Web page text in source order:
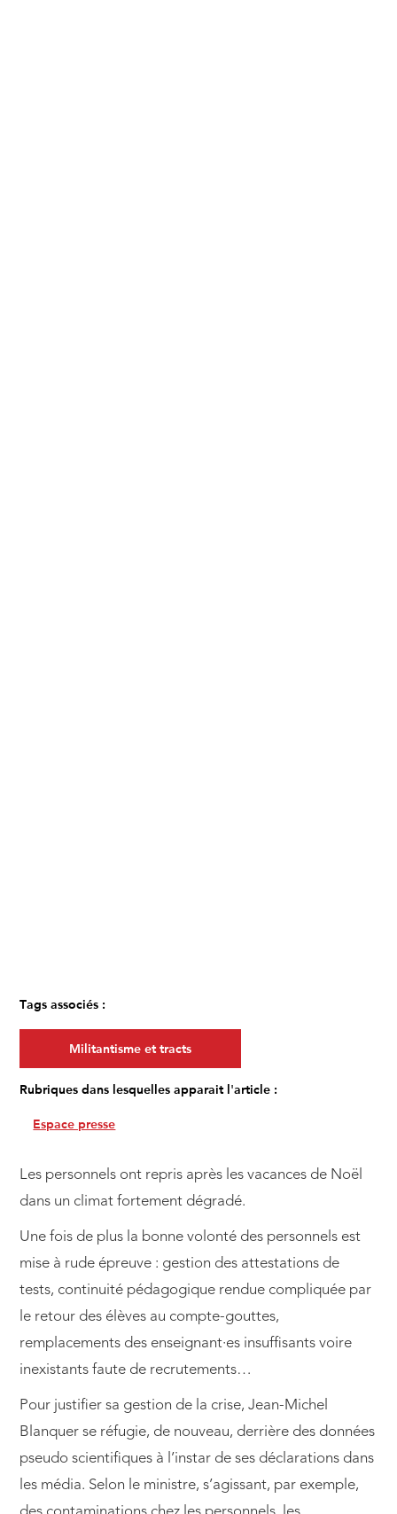
Tags associés :
Militantisme et tracts
Rubriques dans lesquelles apparait l'article :
Espace presse
Les personnels ont repris après les vacances de Noël
dans un climat fortement dégradé.
Une fois de plus la bonne volonté des personnels est
mise à rude épreuve : gestion des attestations de
tests, continuité pédagogique rendue compliquée par
le retour des élèves au compte-gouttes,
remplacements des enseignant·es insuffisants voire
inexistants faute de recrutements…
Pour justifier sa gestion de la crise, Jean-Michel
Blanquer se réfugie, de nouveau, derrière des données
pseudo scientifiques à l’instar de ses déclarations dans
les média. Selon le ministre, s’agissant, par exemple,